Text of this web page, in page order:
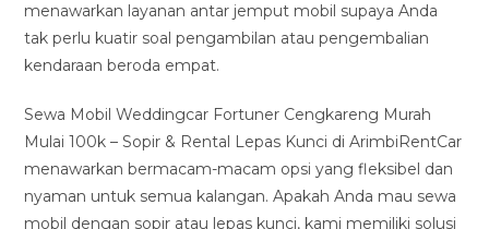
menawarkan layanan antar jemput mobil supaya Anda
tak perlu kuatir soal pengambilan atau pengembalian
kendaraan beroda empat.
Sewa Mobil Weddingcar Fortuner Cengkareng Murah
Mulai 100k – Sopir & Rental Lepas Kunci di ArimbiRentCar
menawarkan bermacam-macam opsi yang fleksibel dan
nyaman untuk semua kalangan. Apakah Anda mau sewa
mobil dengan sopir atau lepas kunci, kami memiliki solusi